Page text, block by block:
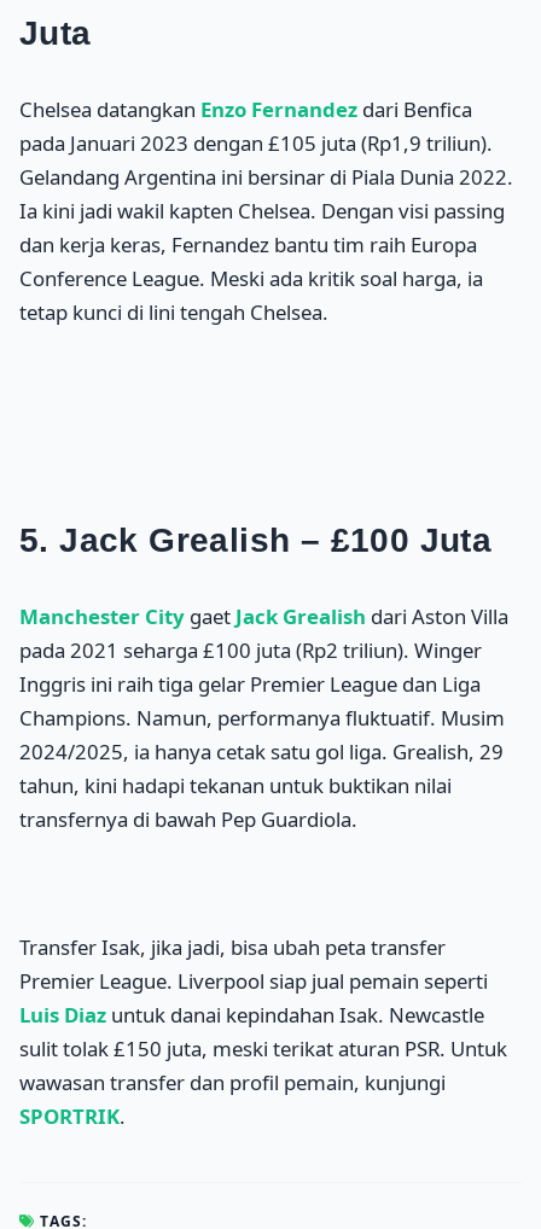
Juta
Chelsea datangkan Enzo Fernandez dari Benfica
pada Januari 2023 dengan £105 juta (Rp1,9 triliun).
Gelandang Argentina ini bersinar di Piala Dunia 2022.
Ia kini jadi wakil kapten Chelsea. Dengan visi passing
dan kerja keras, Fernandez bantu tim raih Europa
Conference League. Meski ada kritik soal harga, ia
tetap kunci di lini tengah Chelsea.
5. Jack Grealish – £100 Juta
Manchester City gaet Jack Grealish dari Aston Villa
pada 2021 seharga £100 juta (Rp2 triliun). Winger
Inggris ini raih tiga gelar Premier League dan Liga
Champions. Namun, performanya fluktuatif. Musim
2024/2025, ia hanya cetak satu gol liga. Grealish, 29
tahun, kini hadapi tekanan untuk buktikan nilai
transfernya di bawah Pep Guardiola.
Transfer Isak, jika jadi, bisa ubah peta transfer
Premier League. Liverpool siap jual pemain seperti
Luis Diaz untuk danai kepindahan Isak. Newcastle
sulit tolak £150 juta, meski terikat aturan PSR. Untuk
wawasan transfer dan profil pemain, kunjungi
SPORTRIK.
TAGS: